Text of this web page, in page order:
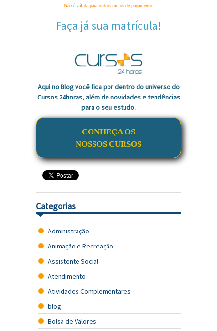
Não é válida para outros meios de pagamento.
Faça já sua matrícula!
Aqui no Blog você fica por dentro do universo do
Cursos 24horas, além de novidades e tendências
para o seu estudo.
CONHEÇA OS
NOSSOS CURSOS
Categorias
Administração
Animação e Recreação
Assistente Social
Atendimento
Atividades Complementares
blog
Bolsa de Valores